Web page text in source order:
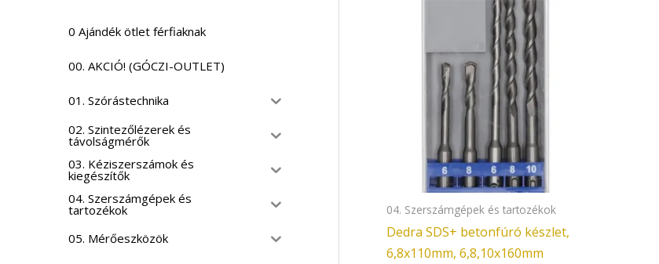
0 Ajándék ötlet férfiaknak
00. AKCIÓ! (GÓCZI-OUTLET)
01. Szórástechnika
02. Szintezőlézerek és
távolságmérők
03. Kéziszerszámok és
kiegészítők
04. Szerszámgépek és
tartozékok
05. Mérőeszközök
04. Szerszámgépek és tartozékok
Dedra SDS+ betonfúró készlet,
6,8x110mm, 6,8,10x160mm